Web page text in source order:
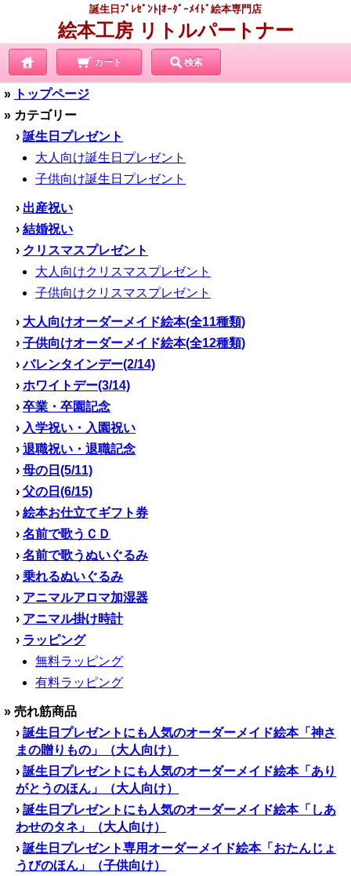
誕生日ﾌﾟﾚｾﾞﾝﾄ|ｵｰﾀﾞｰﾒｲﾄﾞ絵本専門店
絵本工房 リトルパートナー
カート 検索
»
トップページ
» カテゴリー
› 誕生日プレゼント
大人向け誕生日プレゼント
子供向け誕生日プレゼント
› 出産祝い
› 結婚祝い
› クリスマスプレゼント
大人向けクリスマスプレゼント
子供向けクリスマスプレゼント
› 大人向けオーダーメイド絵本(全11種類)
› 子供向けオーダーメイド絵本(全12種類)
›バレンタインデー(2/14)
› ホワイトデー(3/14)
› 卒業・卒園記念
› 入学祝い・入園祝い
› 退職祝い・退職記念
› 母の日(5/11)
› 父の日(6/15)
› 絵本お仕立てギフト券
› 名前で歌うＣＤ
› 名前で歌うぬいぐるみ
› 乗れるぬいぐるみ
› アニマルアロマ加湿器
› アニマル掛け時計
› ラッピング
無料ラッピング
有料ラッピング
» 売れ筋商品
› 誕生日プレゼントにも人気のオーダーメイド絵本「神さ
まの贈りもの」（大人向け）
› 誕生日プレゼントにも人気のオーダーメイド絵本「あり
がとうのほん」（大人向け）
› 誕生日プレゼントにも人気のオーダーメイド絵本「しあ
わせのタネ」（大人向け）
› 誕生日プレゼント専用オーダーメイド絵本「おたんじょ
うびのほん」（子供向け）